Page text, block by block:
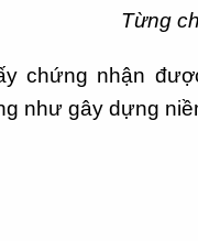
Từng
chứng nhận
như gây dựng